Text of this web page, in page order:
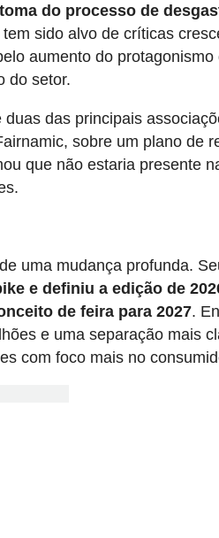
do processo de
sido alvo de críticas
aumento do protagonismo
do setor.
das principais
sobre um plano de
que não estaria presente
uma mudança profunda.
e definiu a edição de
de feira para 2027.
e uma separação mais
com foco mais no